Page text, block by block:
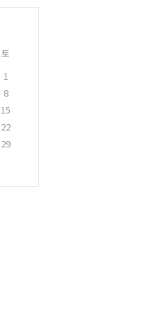
토
1
8
15
22
29